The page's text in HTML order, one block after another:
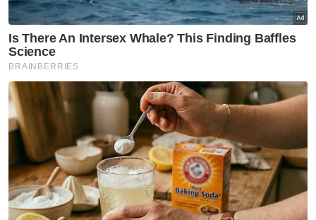
Penternak turut mengeluarkan kos tinggi menggaji pekerja bagi
menjaga tapak ternakan kerang di perairan Kuala Sepetang.
"Isu lain mula timbul apabila pencuri atau
pemungut ini mendakwa kerang diternak itu
tidak mempunyai TOL dan mereka berhak
mengambil kerang yang ada dalam tapak